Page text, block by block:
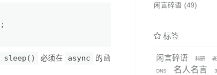
sleep() 必须在 async
的函
闲言碎语
49
标签
闲言碎语 科研
DNS 名人名言